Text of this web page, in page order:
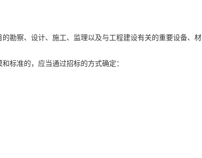
察、设计、施工、监理以及与工程建设有关的重要设备、材
准的，应当通过招标的方式确定：